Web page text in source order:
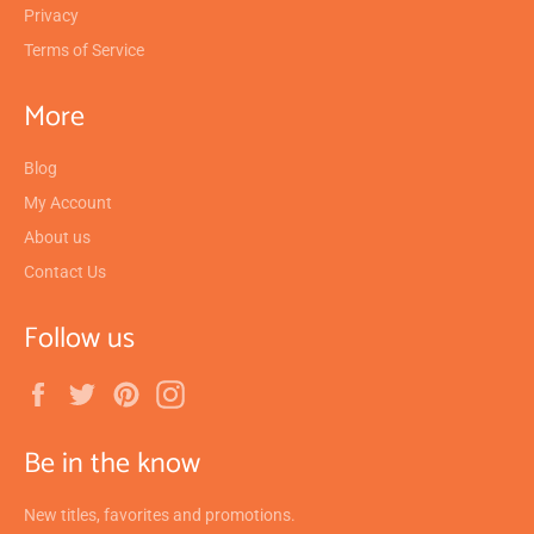
Privacy
Terms of Service
More
Blog
My Account
About us
Contact Us
Follow us
FacebookTwitterPinterest
Be in the know
New titles, favorites and promotions.